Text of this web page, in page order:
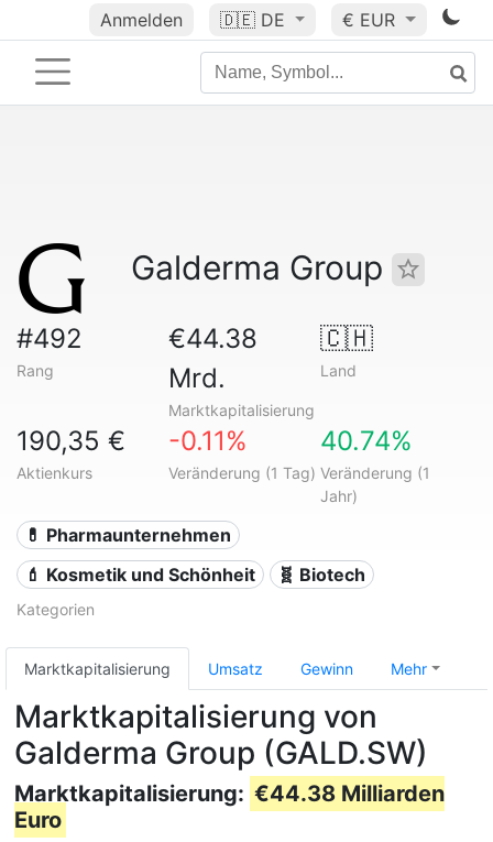
Anmelden 🇩🇪 DE € EUR
Galderma Group
#492
Rang
€44.38
Mrd.
Marktkapitalisierung
🇨🇭
Land
190,35 €
Aktienkurs
-0.11%
Veränderung (1 Tag)
40.74%
Veränderung (1
Jahr)
💊 Pharmaunternehmen
💄 Kosmetik und Schönheit
🧬 Biotech
Kategorien
Marktkapitalisierung Umsatz Gewinn Mehr
Marktkapitalisierung von
Galderma Group (GALD.SW)
Marktkapitalisierung: €44.38 Milliarden
Euro